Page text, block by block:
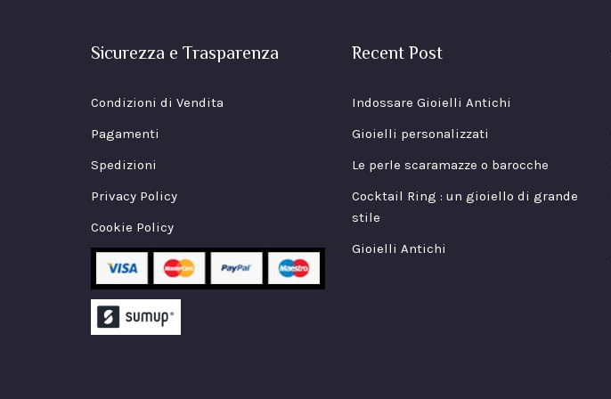
Sicurezza e Trasparenza
Condizioni di Vendita
Pagamenti
Spedizioni
Privacy Policy
Cookie Policy
Recent Post
Indossare Gioielli Antichi
Gioielli personalizzati
Le perle scaramazze o barocche
Cocktail Ring : un gioiello di grande
stile
Gioielli Antichi